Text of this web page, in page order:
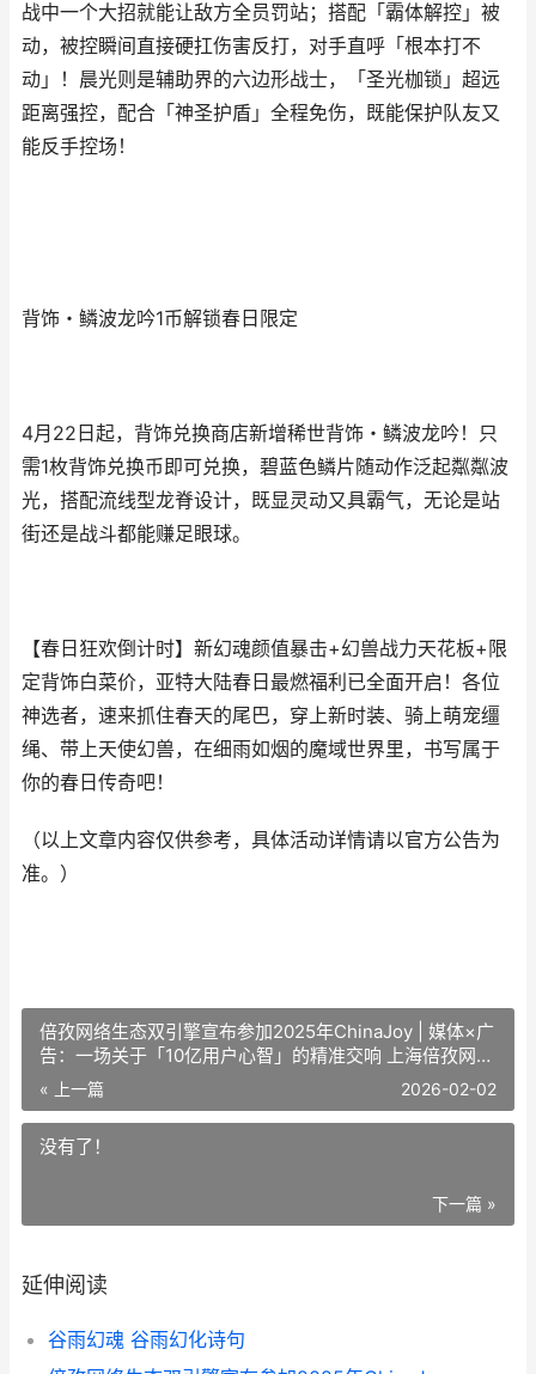
战中一个大招就能让敌方全员罚站；搭配「霸体解控」被
动，被控瞬间直接硬扛伤害反打，对手直呼「根本打不
动」！晨光则是辅助界的六边形战士，「圣光枷锁」超远
距离强控，配合「神圣护盾」全程免伤，既能保护队友又
能反手控场！
背饰・鳞波龙吟1币解锁春日限定
4月22日起，背饰兑换商店新增稀世背饰・鳞波龙吟！只
需1枚背饰兑换币即可兑换，碧蓝色鳞片随动作泛起粼粼波
光，搭配流线型龙脊设计，既显灵动又具霸气，无论是站
街还是战斗都能赚足眼球。
【春日狂欢倒计时】新幻魂颜值暴击+幻兽战力天花板+限
定背饰白菜价，亚特大陆春日最燃福利已全面开启！各位
神选者，速来抓住春天的尾巴，穿上新时装、骑上萌宠缰
绳、带上天使幻兽，在细雨如烟的魔域世界里，书写属于
你的春日传奇吧！
（以上文章内容仅供参考，具体活动详情请以官方公告为
准。）
倍孜网络生态双引擎宣布参加2025年ChinaJoy | 媒体×广
告：一场关于「10亿用户心智」的精准交响 上海倍孜网络
科技
« 上一篇 2026-02-02
没有了！
下一篇 »
延伸阅读
谷雨幻魂 谷雨幻化诗句